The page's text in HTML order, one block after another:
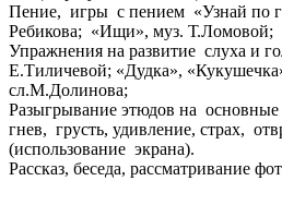
Пение, игры с пением «Узнай по
Ребикова; «Ищи», муз. Т.Ломовой;
Упражнения на развитие слуха и
Е.Тиличевой; «Дудка»,
сл.М.Долинова;
Разыгрывание этюдов на основные
гнев, грусть, удивление, страх,
(использование экрана).
Рассказ, беседа, рассматривание